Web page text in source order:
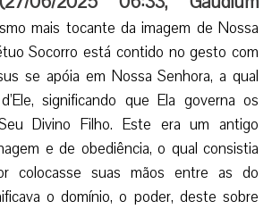
mais tocante da imagem de Nossa
Socorro está contido no gesto com
se apóia em Nossa Senhora, a qual
significando que Ela governa os
Divino Filho. Este era um antigo
e de obediência, o qual consistia
colocasse suas mãos entre as do
o domínio, o poder, deste sobre